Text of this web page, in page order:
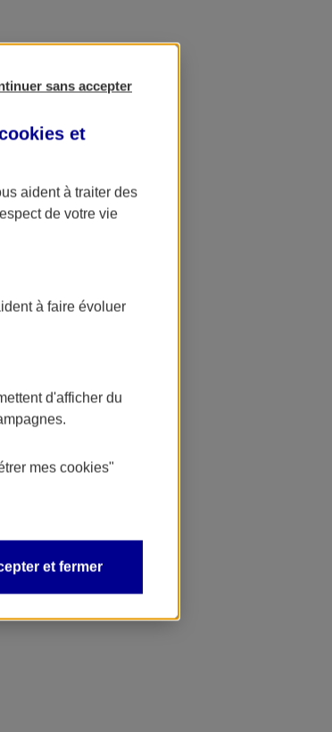
sans accepter
et
aident à traiter des
de votre vie
à faire évoluer
d'afficher du
mes cookies"
et fermer